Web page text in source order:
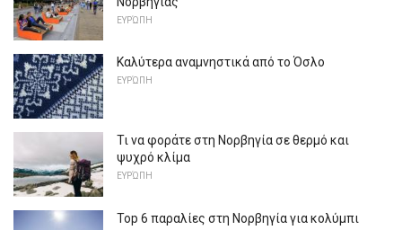
ΕΥΡΏΠΗ
Καλύτερα αναμνηστικά από το Όσλο
ΕΥΡΏΠΗ
Τι να φοράτε στη Νορβηγία σε θερμό και
ψυχρό κλίμα
ΕΥΡΏΠΗ
Top 6 παραλίες στη Νορβηγία για κολύμπι